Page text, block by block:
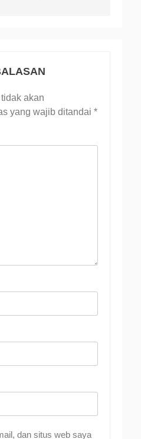
akan
yang wajib ditandai *
dan situs web saya